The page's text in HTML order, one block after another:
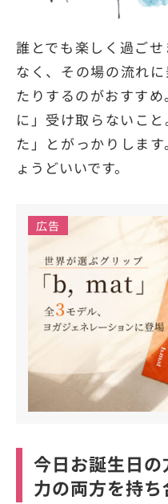
誰とでも楽しく過ご
なく、その場の流れ
たりするのがおすす
に」受け取らないこ
た」とがっかりしま
ょうどいいです。
広告
今日お誕生日
力の両方を持